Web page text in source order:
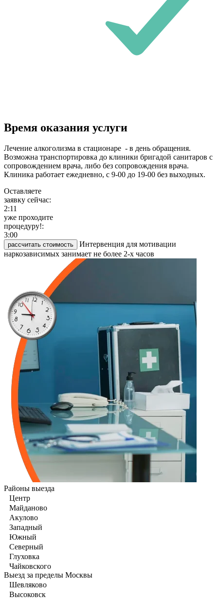
Время оказания услуги
Лечение алкоголизма в стационаре - в день обращения.
Возможна транспортировка до клиники бригадой санитаров с
сопровождением врача, либо без сопровождения врача.
Клиника работает ежедневно, с 9-00 до 19-00 без выходных.
Оставляете
заявку сейчас:
2:11
уже проходите
процедуру!:
3:00
рассчитать стоимость
Интервенция для мотивации
наркозависимых занимает не более 2-х часов
Районы выезда
Центр
Майданово
Акулово
Западный
Южный
Северный
Глуховка
Чайковского
Выезд за пределы Москвы
Шевляково
Высоковск